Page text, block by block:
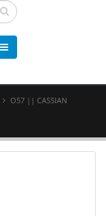
O57 || CASSIAN